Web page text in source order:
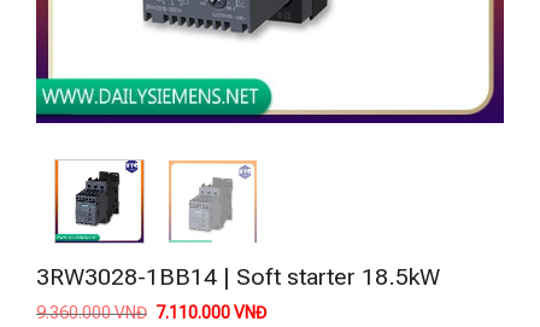
3RW3028-1BB14 | Soft starter 18.5kW
9.360.000VNĐ Giá
7.110.000VNĐGiá